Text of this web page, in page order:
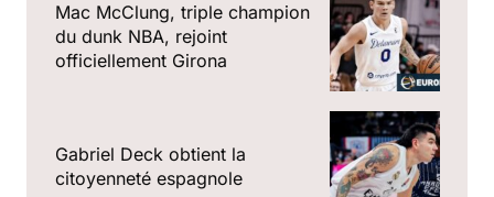
Mac McClung, triple champion
du dunk NBA, rejoint
officiellement Girona
Gabriel Deck obtient la
citoyenneté espagnole